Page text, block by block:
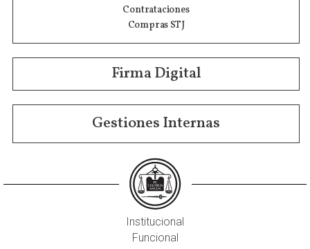
Contrataciones
Compras STJ
Firma Digital
Gestiones Internas
Institucional
Funcional